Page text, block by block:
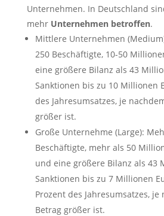
Unternehmen. In Deutschland
mehr Unternehmen betroffen.
Mittlere Unternehmen
250 Beschäftigte, 10-50
eine größere Bilanz als 43
Sanktionen bis zu 10 Millionen
des Jahresumsatzes, je
größer ist.
Große Unternehme (Large):
Beschäftigte, mehr als 50
und eine größere Bilanz als 43
Sanktionen bis zu 7 Millionen
Prozent des Jahresumsatzes,
Betrag größer ist.